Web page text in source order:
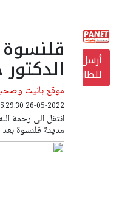
أرسل
للطابعة
موقع بانيت
26-05-2022 05:29:30
انتقل الى رحمة
مدينة قلنسوة